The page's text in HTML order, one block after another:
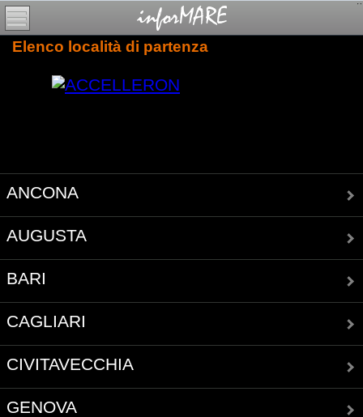
Elenco località di partenza
ANCONA
AUGUSTA
BARI
CAGLIARI
CIVITAVECCHIA
GENOVA